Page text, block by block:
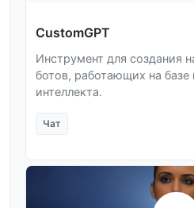
CustomGPT
Инструмент для создания
ботов, работающих на базе
интеллекта.
Чат